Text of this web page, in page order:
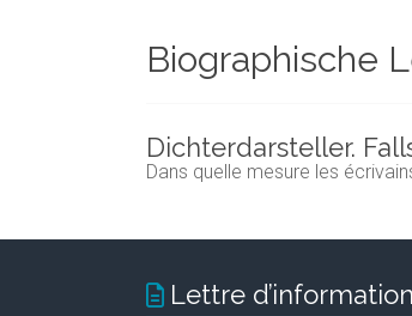
et
chercheurs
la
Faculté
Biographische
Dichterdarsteller.
Dans quelle mesure les
Lettre d’information